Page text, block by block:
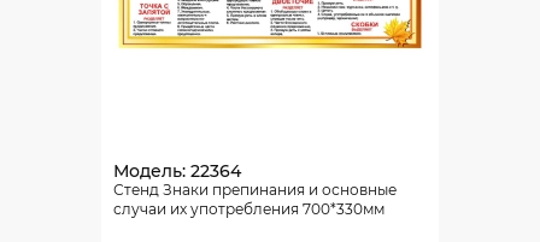
Модель: 22364
Стенд Знаки препинания и основные
случаи их употребления 700*330мм